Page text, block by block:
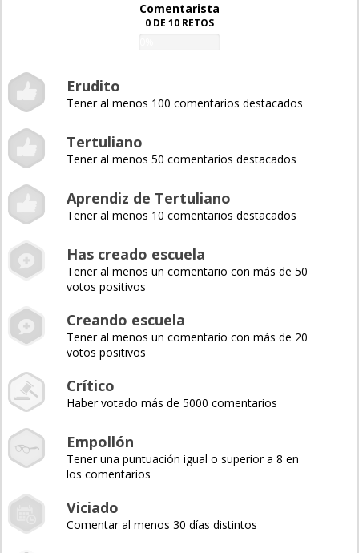
Comentarista
0 DE 10 RETOS
Erudito
Tener al menos 100 comentarios destacados
Tertuliano
Tener al menos 50 comentarios destacados
Aprendiz de Tertuliano
Tener al menos 10 comentarios destacados
Has creado escuela
Tener al menos un comentario con más de 50
votos positivos
Creando escuela
Tener al menos un comentario con más de 20
votos positivos
Crítico
Haber votado más de 5000 comentarios
Empollón
Tener una puntuación igual o superior a 8 en
los comentarios
Viciado
Comentar al menos 30 días distintos